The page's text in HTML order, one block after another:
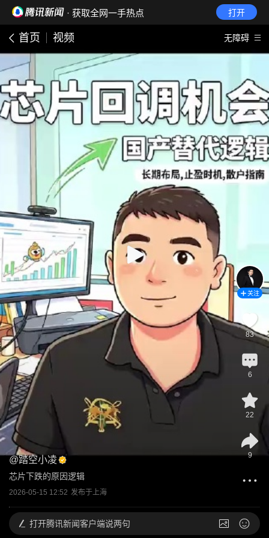
· 获取全网一手热点 打开
首页 视频 无障碍
@踏空小凌
芯片下跌的原因逻辑
2026-05-15 12:52 发布于上海
关注
83
6
22
9
打开腾讯新闻客户端说两句